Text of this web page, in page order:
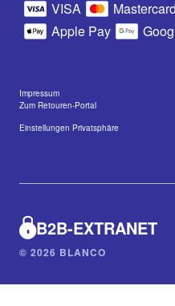
VISA
Mastercard
Apple Pay
Impressum
Zum Retouren-Portal
Einstellungen Privatsphäre
B2B-EXTRANET
© 2026 BLANCO